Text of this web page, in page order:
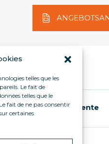
telles que les
Le fait de
telles que le
fait de ne pas consentir
certaines
Daten Dokumente